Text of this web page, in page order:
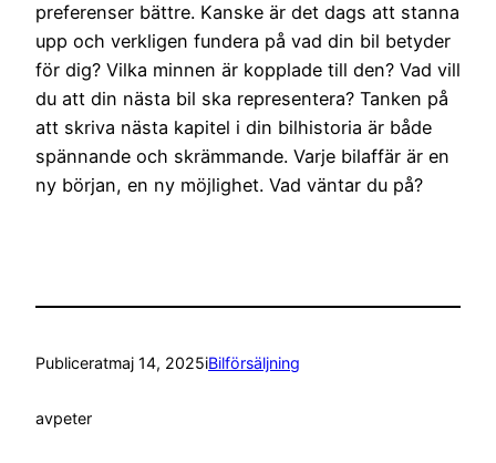
preferenser bättre. Kanske är det dags att stanna
upp och verkligen fundera på vad din bil betyder
för dig? Vilka minnen är kopplade till den? Vad vill
du att din nästa bil ska representera? Tanken på
att skriva nästa kapitel i din bilhistoria är både
spännande och skrämmande. Varje bilaffär är en
ny början, en ny möjlighet. Vad väntar du på?
Publiceratmaj 14, 2025iBilförsäljning
avpeter